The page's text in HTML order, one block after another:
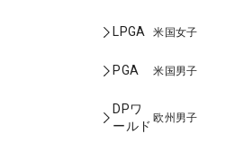
LPGA 米国女子
PGA 米国男子
DPワ
ールド
欧州男子